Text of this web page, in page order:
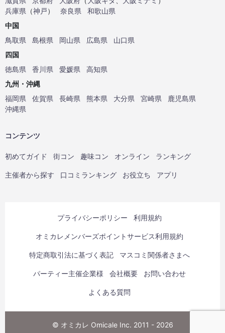
兵庫県 （神戸） 奈良県
和歌山県
中国
鳥取県
島根県 岡山県 広島県
山口県
四国
徳島県
香川県 愛媛県
高知県
九州・沖縄
福岡県
佐賀県 長崎県 熊本県 大分県 宮崎県
鹿児島県
沖縄県
コンテンツ
初めてガイド 街コン 趣味コン オンライン ランキング
主催者から探す 口コミランキング お役立ち アプリ
プライバシーポリシー 利用規約
オミカレメンバーズポイントサービス利用規約
特定商取引法に基づく表記 マスコミ関係者さまへ
パーティー主催企業様 会社概要 お問い合わせ
よくある質問
© オミカレ Omicale Inc. 2011 - 2026